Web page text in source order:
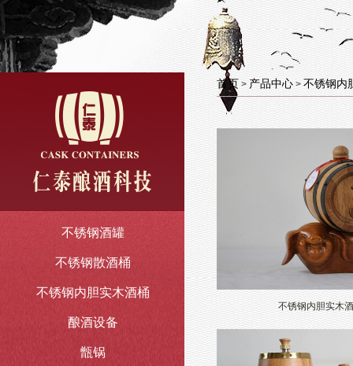
不锈钢酒罐
不锈钢散酒桶
不锈钢内胆实木酒桶
酿酒设备
甑锅
首页 > 产品中心 > 不锈钢内
不锈钢内胆实木